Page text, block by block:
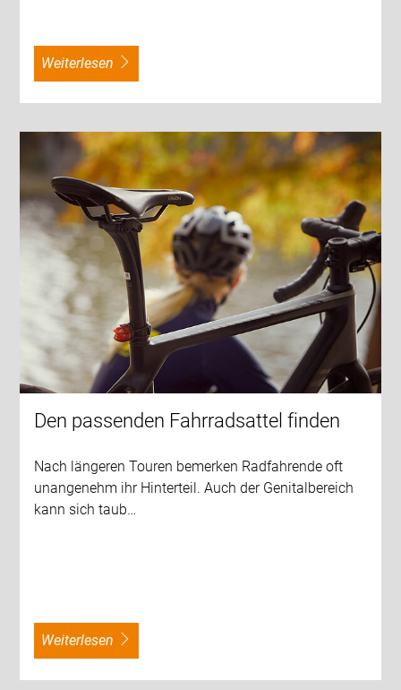
weiterlesen
Den passenden Fahrradsattel finden
Nach längeren Touren bemerken Radfahrende oft
unangenehm ihr Hinterteil. Auch der Genitalbereich
kann sich taub…
weiterlesen